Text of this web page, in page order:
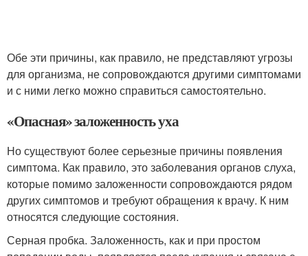
Обе эти причины, как правило, не представляют угрозы
для организма, не сопровождаются другими симптомами
и с ними легко можно справиться самостоятельно.
«Опасная» заложенность уха
Но существуют более серьезные причины появления
симптома. Как правило, это заболевания органов слуха,
которые помимо заложенности сопровождаются рядом
других симптомов и требуют обращения к врачу. К ним
относятся следующие состояния.
Серная пробка. Заложенность, как и при простом